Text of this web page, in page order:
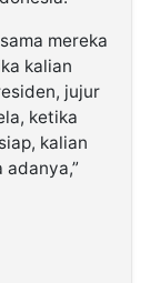
mereka
kalian
jujur
ketika
kalian
adanya,”